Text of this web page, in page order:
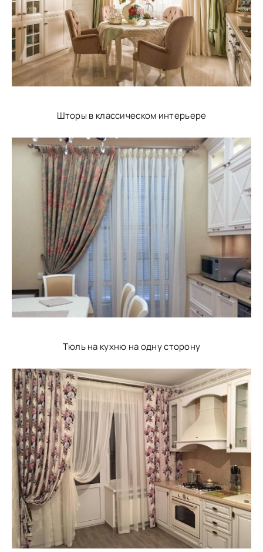
Шторы в классическом интерьере
Тюль на кухню на одну сторону